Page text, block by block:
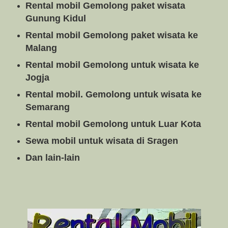
Rental mobil Gemolong paket wisata
Gunung Kidul
Rental mobil Gemolong paket wisata ke
Malang
Rental mobil Gemolong untuk wisata ke
Jogja
Rental mobil. Gemolong untuk wisata ke
Semarang
Rental mobil Gemolong untuk Luar Kota
Sewa mobil untuk wisata di Sragen
Dan lain-lain